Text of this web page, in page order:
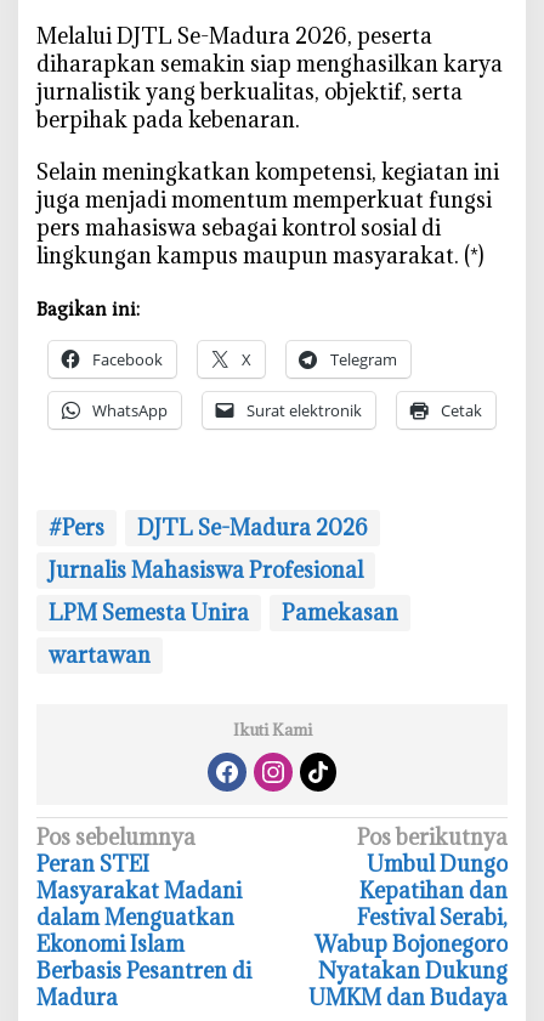
‎Melalui DJTL Se-Madura 2026, peserta
diharapkan semakin siap menghasilkan karya
jurnalistik yang berkualitas, objektif, serta
berpihak pada kebenaran.
‎Selain meningkatkan kompetensi, kegiatan ini
juga menjadi momentum memperkuat fungsi
pers mahasiswa sebagai kontrol sosial di
lingkungan kampus maupun masyarakat. (*)
Bagikan ini:
Facebook X Telegram
WhatsApp Surat elektronik Cetak
#Pers
DJTL Se-Madura 2026
Jurnalis Mahasiswa Profesional
‎LPM Semesta Unira
Pamekasan
wartawan
Ikuti Kami
N
a
v
i
g
a
Pos sebelumnya
‎Peran STEI
Masyarakat Madani
dalam Menguatkan
Ekonomi Islam
Berbasis Pesantren di
Madura
Pos berikutnya
‎Umbul Dungo
Kepatihan dan
Festival Serabi,
Wabup Bojonegoro
Nyatakan Dukung
UMKM dan Budaya